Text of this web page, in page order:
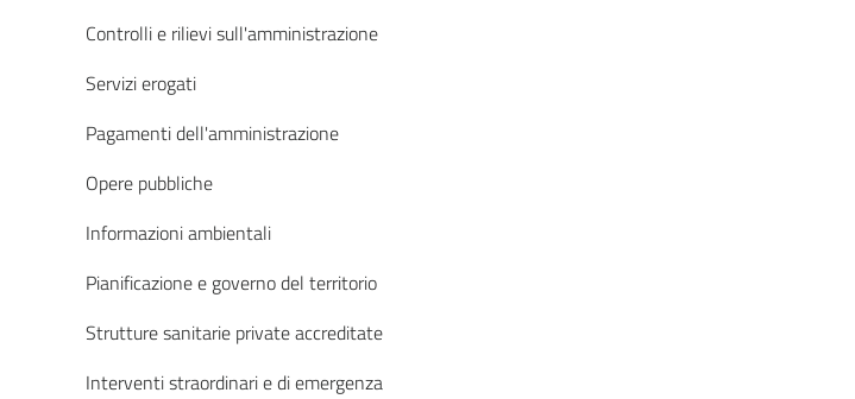
Controlli e rilievi sull'amministrazione
Servizi erogati
Pagamenti dell'amministrazione
Opere pubbliche
Informazioni ambientali
Pianificazione e governo del territorio
Strutture sanitarie private accreditate
Interventi straordinari e di emergenza